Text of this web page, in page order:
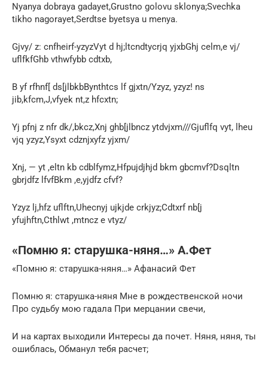
Nyanya dobraya gadayet,Grustno golovu sklonya;Svechka
tikho nagorayet,Serdtse byetsya u menya.
Gjvy/ z: cnfheirf-yzyzVyt d hj;ltcndtycrjq yjxbGhj celm,e vj/
uflfkfGhb vthwfybb cdtxb,
B yf rfhnf[ ds[jlbkbBynthtcs lf gjxtn/Yzyz, yzyz! ns
jib,kfcm,J,vfyek nt,z hfcxtn;
Yj pfnj z nfr dk/,bkcz,Xnj ghb[jlbncz ytdvjxm///Gjuflfq vyt, lheu
vjq yzyz,Ysyxt cdznjxyfz yjxm/
Xnj, — yt ,eltn kb cdblfymz,Hfpujdjhjd bkm gbcmvf?Dsqltn
gbrjdfz lfvfBkm ,e,yjdfz cfvf?
Yzyz lj,hfz uflftn,Uhecnyj ujkjde crkjyz;Cdtxrf nb[j
yfujhftn,Cthlwt ,mtncz e vtyz/
«Помню я: старушка-няня…» А.Фет
«Помню я: старушка-няня…» Афанасий Фет
Помню я: старушка-няня Мне в рождественской ночи
Про судьбу мою гадала При мерцании свечи,
И на картах выходили Интересы да почет. Няня, няня, ты
ошиблась, Обманул тебя расчет;